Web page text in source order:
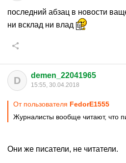
последний абзац в новости
ни всклад ни влад
D demen_22041965
15:55, 30.04.2018
От пользователя FedorE1555
Журналисты вообще читают, что
Они же писатели, не читатели.